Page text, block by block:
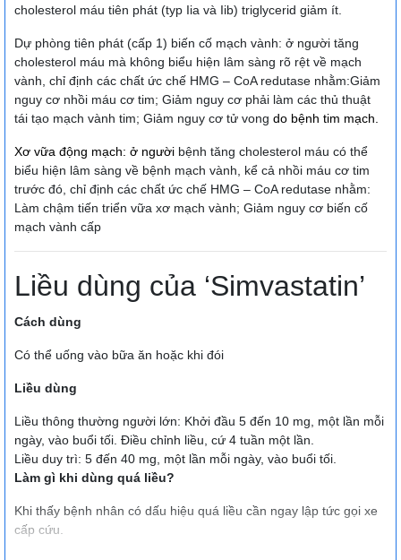
cholesterol máu tiên phát (typ Iia và Iib) triglycerid giảm ít.
Dự phòng tiên phát (cấp 1) biến cố mạch vành: ở người tăng
cholesterol máu mà không biểu hiện lâm sàng rõ rệt về mạch
vành, chỉ định các chất ức chế HMG – CoA redutase nhằm:Giảm
nguy cơ nhồi máu cơ tim; Giảm nguy cơ phải làm các thủ thuật
tái tạo mạch vành tim; Giảm nguy cơ tử vong do bệnh tim mạch.
Xơ vữa động mạch: ở người bệnh tăng cholesterol máu có thể
biểu hiện lâm sàng về bệnh mạch vành, kể cả nhồi máu cơ tim
trước đó, chỉ định các chất ức chế HMG – CoA redutase nhằm:
Làm chậm tiến triển vữa xơ mạch vành; Giảm nguy cơ biến cố
mạch vành cấp
Liều dùng của ‘Simvastatin’
Cách dùng
Có thể uống vào bữa ăn hoặc khi đói
Liều dùng
Liều thông thường người lớn: Khởi đầu 5 đến 10 mg, một lần mỗi
ngày, vào buổi tối. Ðiều chỉnh liều, cứ 4 tuần một lần.
Liều duy trì: 5 đến 40 mg, một lần mỗi ngày, vào buổi tối.
Làm gì khi dùng quá liều?
Khi thấy bệnh nhân có dấu hiệu quá liều cần ngay lập tức gọi xe
cấp cứu.